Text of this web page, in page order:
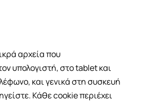
αρχεία που
υπολογιστή, στο tablet και
και γενικά στη συσκευή
Κάθε cookie περιέχει